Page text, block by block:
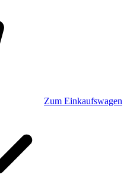
Zum Einkaufswagen